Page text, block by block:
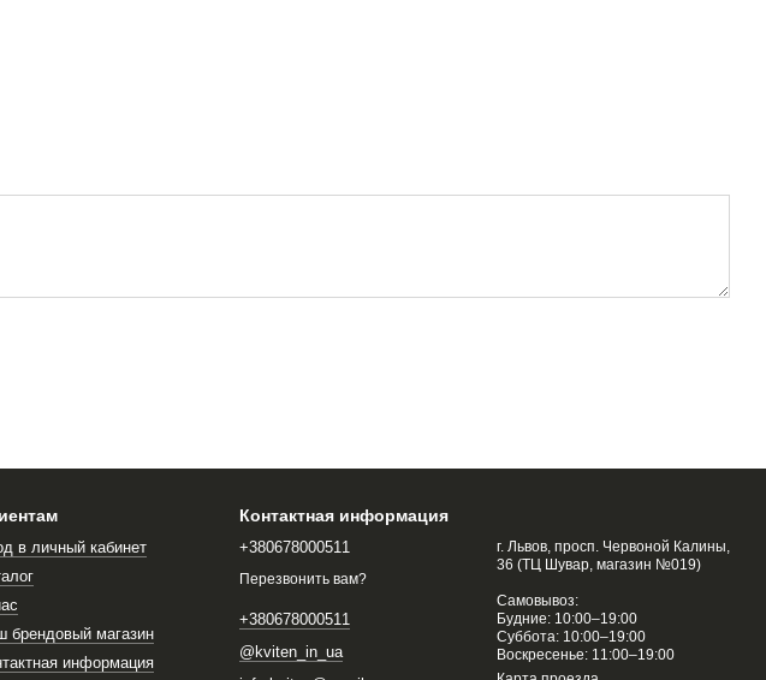
в личный кабинет
брендовый магазин
информация
Контактная информация
+380678000511
Перезвонить вам?
+380678000511
@kviten_in_ua
г. Львов, просп. Червоной Калины,
36 (ТЦ Шувар, магазин №019)
Самовывоз:
Будние: 10:00–19:00
Суббота: 10:00–19:00
Воскресенье: 11:00–19:00